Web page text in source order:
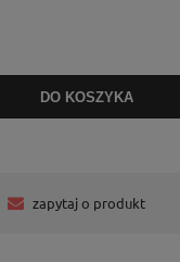
DO KOSZYKA
zapytaj o produkt